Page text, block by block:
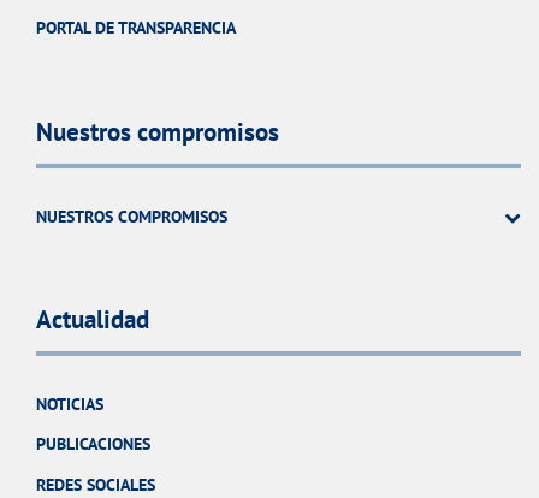
PORTAL DE TRANSPARENCIA
Nuestros compromisos
NUESTROS COMPROMISOS
Actualidad
NOTICIAS
PUBLICACIONES
REDES SOCIALES